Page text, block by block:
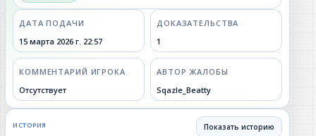
ДАТА ПОДАЧИ
15 марта 2026 г. 22:57
ДОКАЗАТЕЛЬСТВА
1
КОММЕНТАРИЙ ИГРОКА
Отсутствует
АВТОР ЖАЛОБЫ
Sqazle_Beatty
ИСТОРИЯ Показать историю